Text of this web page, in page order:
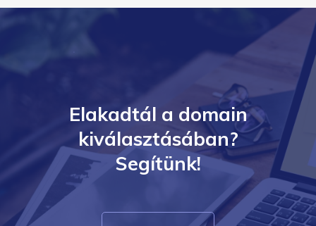
Elakadtál a domain
kiválasztásában?
Segítünk!